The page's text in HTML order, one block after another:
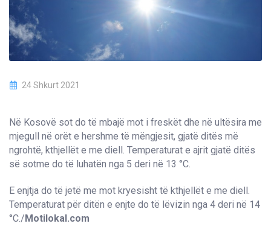
24 Shkurt 2021
Në Kosovë sot do të mbajë mot i freskët dhe në ultësira me
mjegull në orët e hershme të mëngjesit, gjatë ditës më
ngrohtë, kthjellët e me diell. Temperaturat e ajrit gjatë ditës
së sotme do të luhatën nga 5 deri në 13 °C.
E enjtja do të jetë me mot kryesisht të kthjellët e me diell.
Temperaturat për ditën e enjte do të lëvizin nga 4 deri në 14
°C./ Motilokal.com